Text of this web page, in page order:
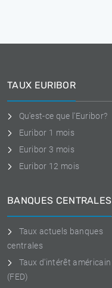
TAUX EURIBOR
Qu'est-ce que l'Euribor?
Euribor 1 mois
Euribor 3 mois
Euribor 12 mois
BANQUES CENTRALES
Taux actuels banques
centrales
Taux d'intérêt américain
(FED)